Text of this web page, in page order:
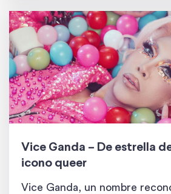
Vice Ganda – De estrella
icono queer
Vice Ganda, un nombre